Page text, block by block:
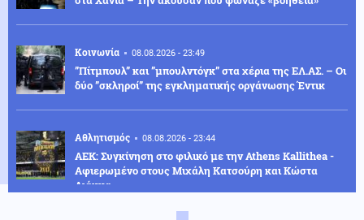
Κοινωνία 08.08.2026 - 23:49
”Πίτμπουλ” και ”μπουλντόγκ” στα χέρια της ΕΛ.ΑΣ. – Οι
δύο ”σκληροί” της εγκληματικής οργάνωσης Έντικ
Αθλητισμός 08.08.2026 - 23:44
ΑΕΚ: Συγκίνηση στο φιλικό με την Athens Kallithea -
Αφιερωμένο στους Μιχάλη Κατσούρη και Κώστα
Λιάκκα